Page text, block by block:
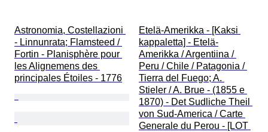
Astronomia, Costellazioni
- Linnunrata; Flamsteed /
Fortin - Planisphère pour
les Alignemens des
principales Étoiles - 1776
Etelä-Amerikka - [Kaksi
kappaletta] - Etelä-
Amerikka / Argentiina /
Peru / Chile / Patagonia /
Tierra del Fuego; A.
Stieler / A. Brue - (1855 e
1870) - Det Sudliche Theil
von Sud-America / Carte
Generale du Perou - [LOT